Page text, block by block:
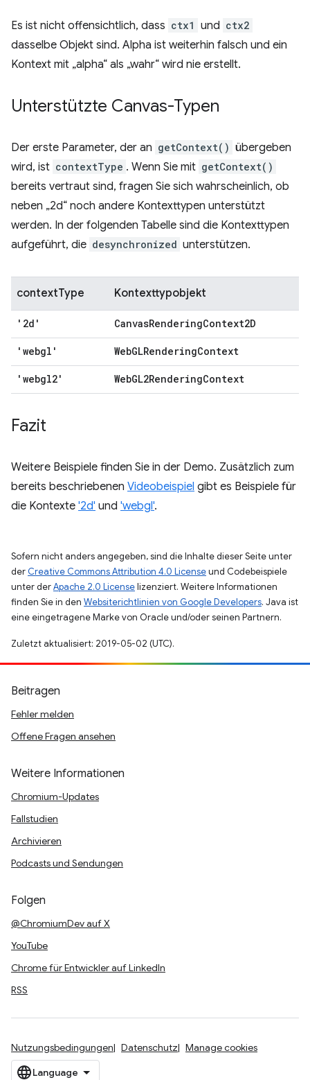
Es ist nicht offensichtlich, dass ctx1 und ctx2
dasselbe Objekt sind. Alpha ist weiterhin falsch und ein
Kontext mit „alpha“ als „wahr“ wird nie erstellt.
Unterstützte Canvas-Typen
Der erste Parameter, der an getContext() übergeben
wird, ist contextType . Wenn Sie mit getContext()
bereits vertraut sind, fragen Sie sich wahrscheinlich, ob
neben „2d“ noch andere Kontexttypen unterstützt
werden. In der folgenden Tabelle sind die Kontexttypen
aufgeführt, die desynchronized unterstützen.
contextType Kontexttypobjekt
'2d' CanvasRenderingContext2D
'webgl' WebGLRenderingContext
'webgl2' WebGL2RenderingContext
Fazit
Weitere Beispiele finden Sie in der Demo. Zusätzlich zum
bereits beschriebenen Videobeispiel gibt es Beispiele für
die Kontexte '2d' und 'webgl'.
Sofern nicht anders angegeben, sind die Inhalte dieser Seite unter
der Creative Commons Attribution 4.0 Licenseund Codebeispiele
unter derApache 2.0 Licenselizenziert. Weitere Informationen
finden Sie in den Websiterichtlinien von Google Developers. Java ist
eine eingetragene Marke von Oracle und/oder seinen Partnern.
Zuletzt aktualisiert: 2019-05-02 (UTC).
Beitragen
Fehler melden
Offene Fragen ansehen
Weitere Informationen
Chromium-Updates
Fallstudien
Archivieren
Podcasts und Sendungen
Folgen
@ChromiumDev auf X
YouTube
Chrome für Entwickler auf LinkedIn
RSS
Nutzungsbedingungen Datenschutz Manage cookies